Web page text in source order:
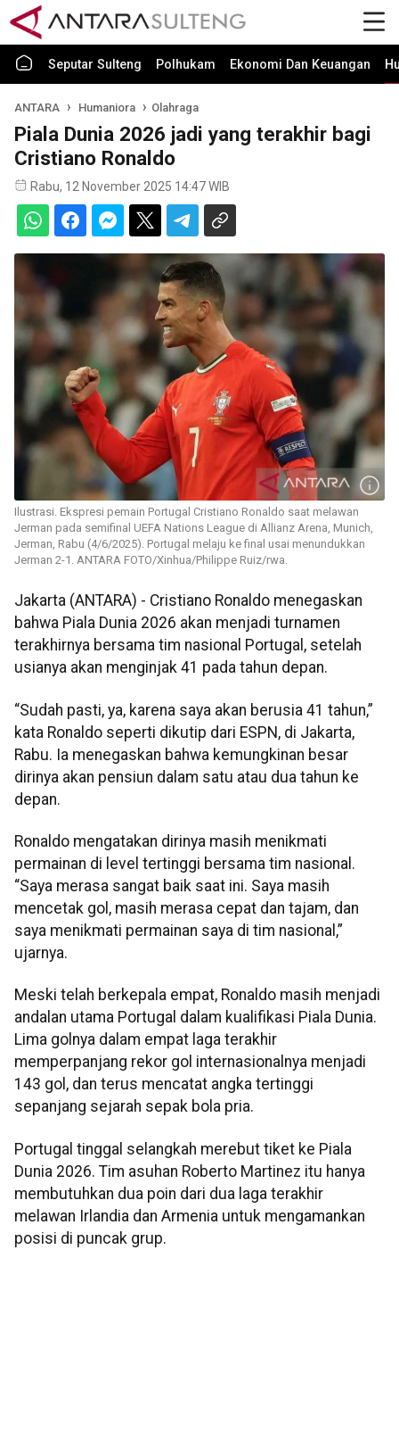
Seputar Sulteng Polhukam Ekonomi Dan Keuangan
ANTARA Humaniora Olahraga
Piala Dunia 2026 jadi yang terakhir bagi
Cristiano Ronaldo
Rabu, 12 November 2025 14:47 WIB
Ilustrasi. Ekspresi pemain Portugal Cristiano Ronaldo saat melawan
Jerman pada semifinal UEFA Nations League di Allianz Arena, Munich,
Jerman, Rabu (4/6/2025). Portugal melaju ke final usai menundukkan
Jerman 2-1. ANTARA FOTO/Xinhua/Philippe Ruiz/rwa.
Jakarta (ANTARA) - Cristiano Ronaldo menegaskan
bahwa Piala Dunia 2026 akan menjadi turnamen
terakhirnya bersama tim nasional Portugal, setelah
usianya akan menginjak 41 pada tahun depan.
“Sudah pasti, ya, karena saya akan berusia 41 tahun,”
kata Ronaldo seperti dikutip dari ESPN, di Jakarta,
Rabu. Ia menegaskan bahwa kemungkinan besar
dirinya akan pensiun dalam satu atau dua tahun ke
depan.
Ronaldo mengatakan dirinya masih menikmati
permainan di level tertinggi bersama tim nasional.
“Saya merasa sangat baik saat ini. Saya masih
mencetak gol, masih merasa cepat dan tajam, dan
saya menikmati permainan saya di tim nasional,”
ujarnya.
Meski telah berkepala empat, Ronaldo masih menjadi
andalan utama Portugal dalam kualifikasi Piala Dunia.
Lima golnya dalam empat laga terakhir
memperpanjang rekor gol internasionalnya menjadi
143 gol, dan terus mencatat angka tertinggi
sepanjang sejarah sepak bola pria.
Portugal tinggal selangkah merebut tiket ke Piala
Dunia 2026. Tim asuhan Roberto Martinez itu hanya
membutuhkan dua poin dari dua laga terakhir
melawan Irlandia dan Armenia untuk mengamankan
posisi di puncak grup.